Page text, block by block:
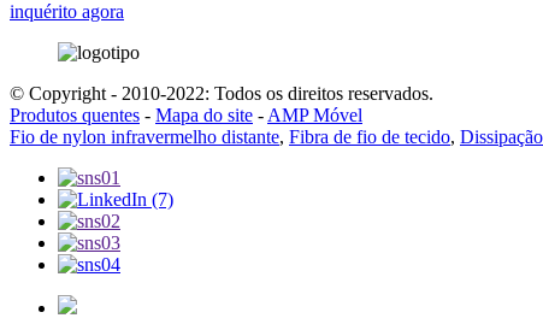
inquérito agora
© Copyright - 2010-2022: Todos os direitos reservados.
Produtos quentes - Mapa do site - AMP Móvel
Fio de nylon infravermelho distante, Fibra de fio de tecido,